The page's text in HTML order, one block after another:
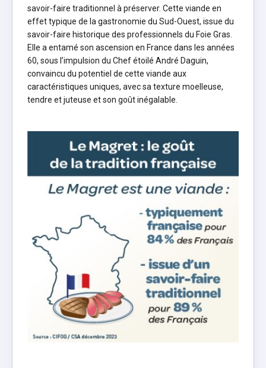
savoir-faire traditionnel à préserver. Cette viande en
effet typique de la gastronomie du Sud-Ouest, issue du
savoir-faire historique des professionnels du Foie Gras.
Elle a entamé son ascension en France dans les années
60, sous l’impulsion du Chef étoilé André Daguin,
convaincu du potentiel de cette viande aux
caractéristiques uniques, avec sa texture moelleuse,
tendre et juteuse et son goût inégalable.